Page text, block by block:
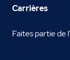
Carrières
Faites partie de